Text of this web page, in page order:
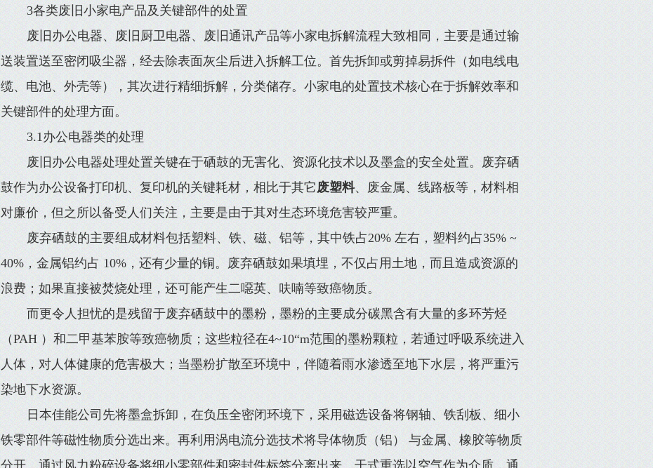
3各类废旧小家电产品及关键部件的处置
废旧办公电器、废旧厨卫电器、废旧通讯产品等小家电拆解流程大致相同，主要是通过输
送装置送至密闭吸尘器，经去除表面灰尘后进入拆解工位。首先拆卸或剪掉易拆件（如电线电
缆、电池、外壳等），其次进行精细拆解，分类储存。小家电的处置技术核心在于拆解效率和
关键部件的处理方面。
3.1办公电器类的处理
废旧办公电器处理处置关键在于硒鼓的无害化、资源化技术以及墨盒的安全处置。废弃硒
鼓作为办公设备打印机、复印机的关键耗材，相比于其它废塑料、废金属、线路板等，材料相
对廉价，但之所以备受人们关注，主要是由于其对生态环境危害较严重。
废弃硒鼓的主要组成材料包括塑料、铁、磁、铝等，其中铁占20% 左右，塑料约占35% ~
40%，金属铝约占 10%，还有少量的铜。废弃硒鼓如果填埋，不仅占用土地，而且造成资源的
浪费；如果直接被焚烧处理，还可能产生二噁英、呋喃等致癌物质。
而更令人担忧的是残留于废弃硒鼓中的墨粉，墨粉的主要成分碳黑含有大量的多环芳烃
（PAH ）和二甲基苯胺等致癌物质；这些粒径在4~10“m范围的墨粉颗粒，若通过呼吸系统进入
人体，对人体健康的危害极大；当墨粉扩散至环境中，伴随着雨水渗透至地下水层，将严重污
染地下水资源。
日本佳能公司先将墨盒拆卸，在负压全密闭环境下，采用磁选设备将钢轴、铁刮板、细小
铁零部件等磁性物质分选出来。再利用涡电流分选技术将导体物质（铝） 与金属、橡胶等物质